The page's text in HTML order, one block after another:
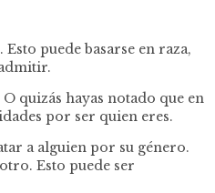
puede basarse en raza,
quizás hayas notado que en
por ser quien eres.
a alguien por su género.
Esto puede ser